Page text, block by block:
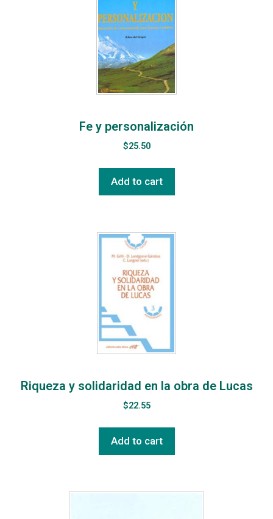
Fe y personalización
$25.50
Add to cart
Riqueza y solidaridad en la obra de Lucas
$22.55
Add to cart